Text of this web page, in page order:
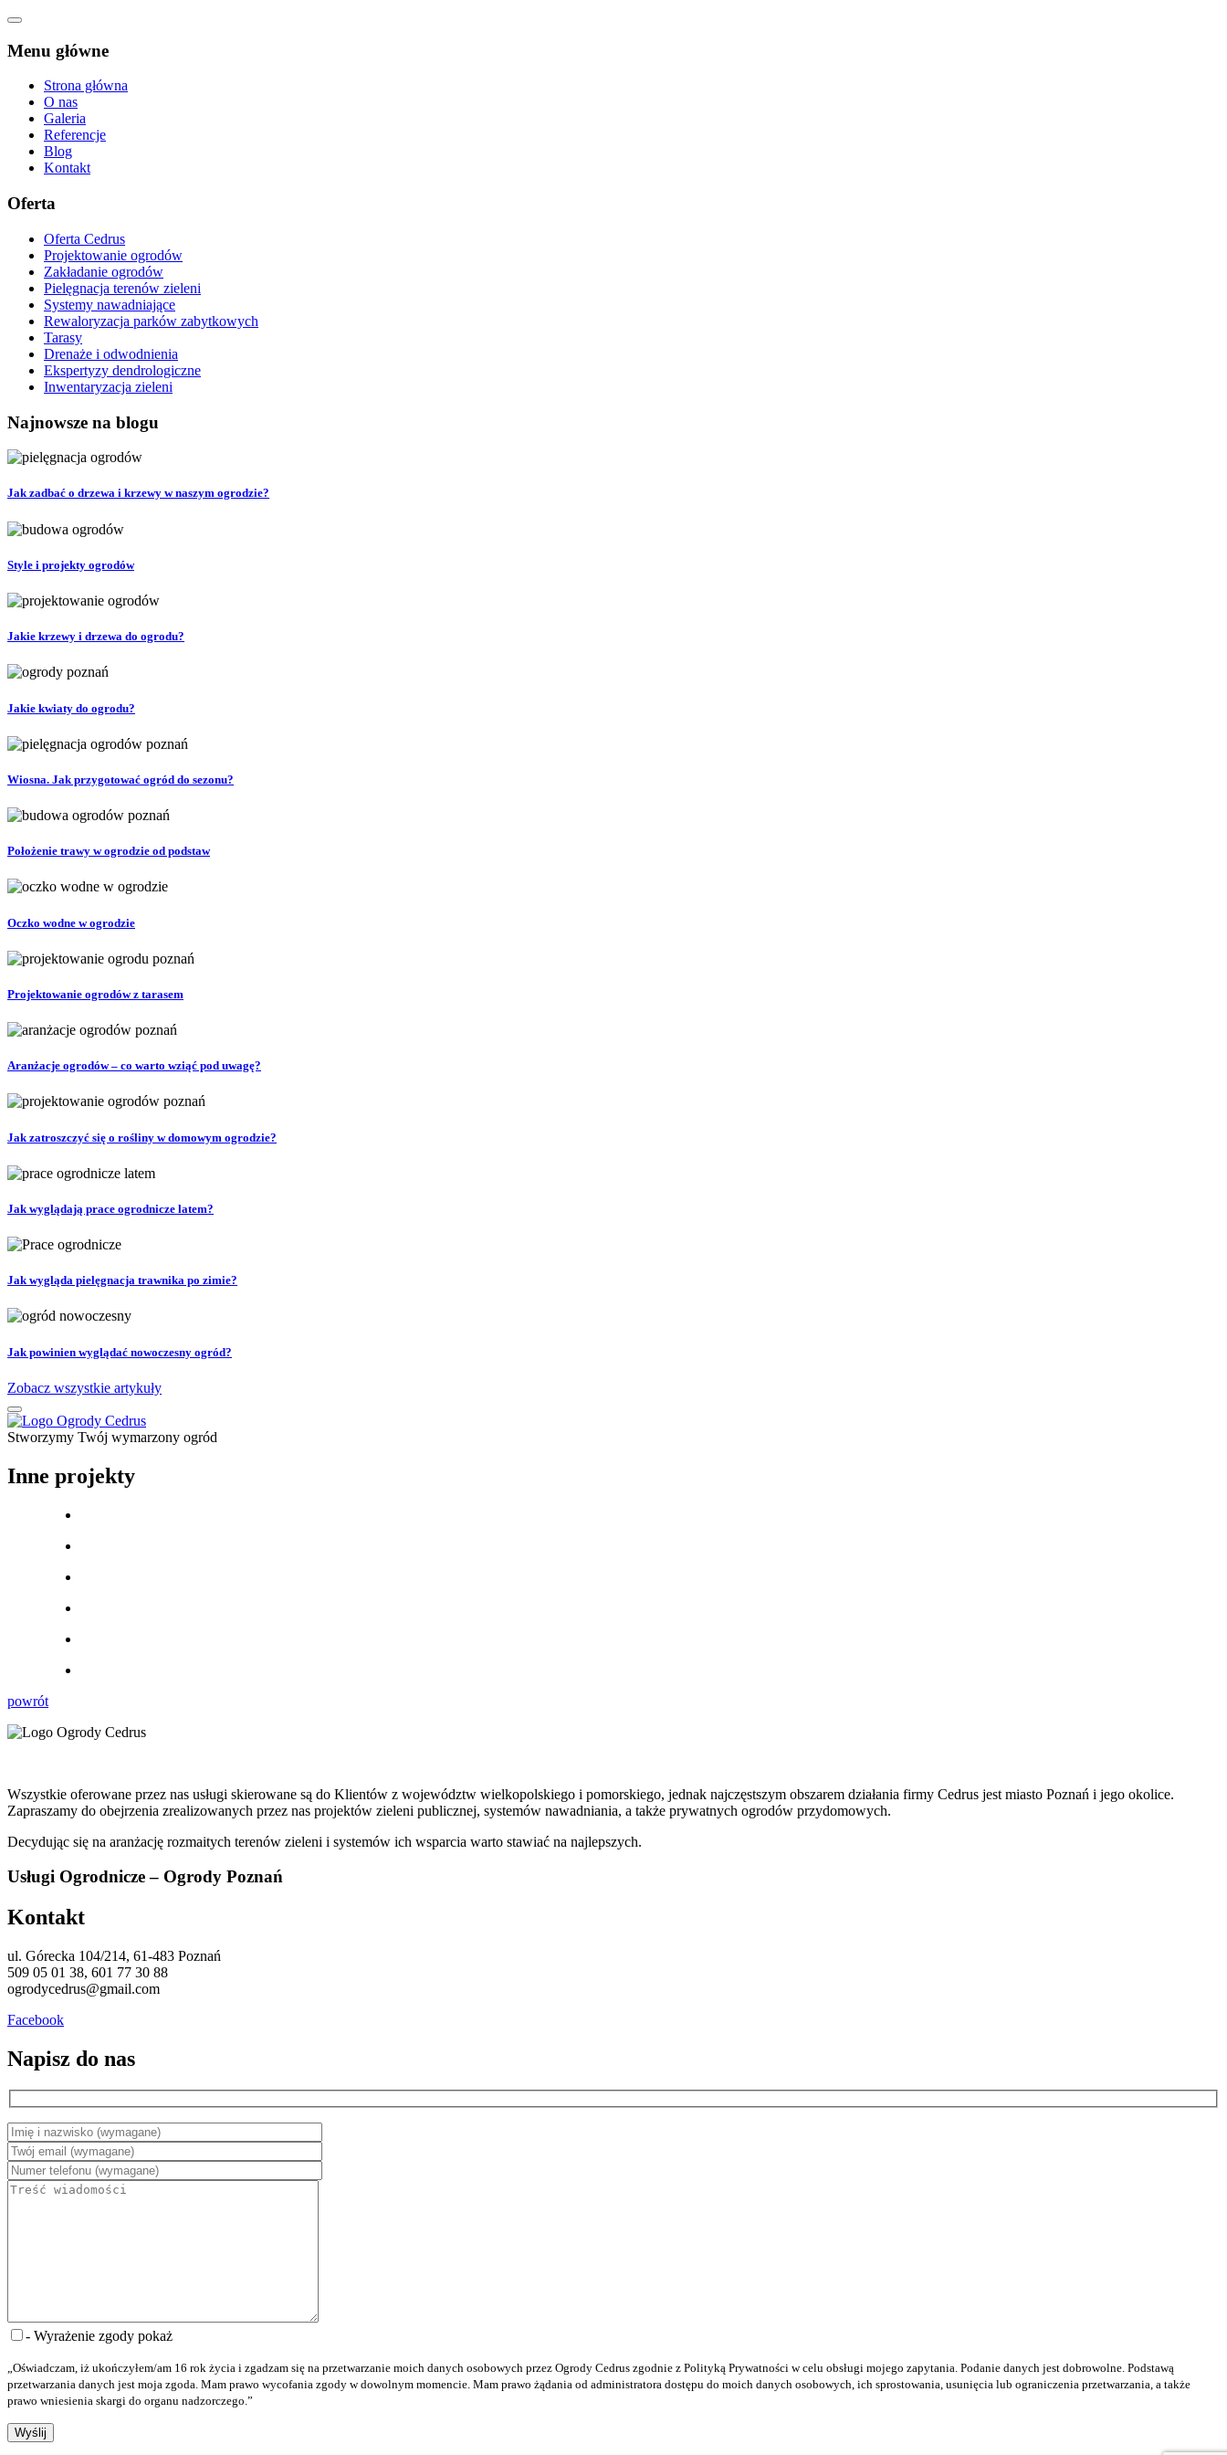
Menu główne
Strona główna
O nas
Galeria
Referencje
Blog
Kontakt
Oferta
Oferta Cedrus
Projektowanie ogrodów
Zakładanie ogrodów
Pielęgnacja terenów zieleni
Systemy nawadniające
Rewaloryzacja parków zabytkowych
Tarasy
Drenaże i odwodnienia
Ekspertyzy dendrologiczne
Inwentaryzacja zieleni
Najnowsze na blogu
Jak zadbać o drzewa i krzewy w naszym ogrodzie?
Style i projekty ogrodów
Jakie krzewy i drzewa do ogrodu?
Jakie kwiaty do ogrodu?
Wiosna. Jak przygotować ogród do sezonu?
Położenie trawy w ogrodzie od podstaw
Oczko wodne w ogrodzie
Projektowanie ogrodów z tarasem
Aranżacje ogrodów – co warto wziąć pod uwagę?
Jak zatroszczyć się o rośliny w domowym ogrodzie?
Jak wyglądają prace ogrodnicze latem?
Jak wygląda pielęgnacja trawnika po zimie?
Jak powinien wyglądać nowoczesny ogród?
Zobacz wszystkie artykuły
Stworzymy Twój wymarzony ogród
Inne projekty
powrót
Wszystkie oferowane przez nas usługi skierowane są do Klientów z województw wielkopolskiego i pomorskiego, jednak najczęstszym obszarem działania firmy Cedrus jest miasto Poznań i jego okolice.
Zapraszamy do obejrzenia zrealizowanych przez nas projektów zieleni publicznej, systemów nawadniania, a także prywatnych ogrodów przydomowych.
Decydując się na aranżację rozmaitych terenów zieleni i systemów ich wsparcia warto stawiać na najlepszych.
Usługi Ogrodnicze – Ogrody Poznań
Kontakt
ul. Górecka 104/214, 61-483 Poznań
509 05 01 38, 601 77 30 88
ogrodycedrus@gmail.com
Facebook
Napisz do nas
- Wyrażenie zgody pokaż
„Oświadczam, iż ukończyłem/am 16 rok życia i zgadzam się na przetwarzanie moich danych osobowych przez Ogrody Cedrus zgodnie z Polityką Prywatności w celu obsługi mojego zapytania. Podanie danych jest dobrowolne. Podstawą
przetwarzania danych jest moja zgoda. Mam prawo wycofania zgody w dowolnym momencie. Mam prawo żądania od administratora dostępu do moich danych osobowych, ich sprostowania, usunięcia lub ograniczenia przetwarzania, a także
prawo wniesienia skargi do organu nadzorczego.”